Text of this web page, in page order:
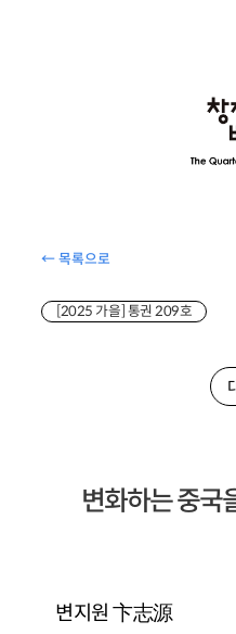
← 목록으로
[2025 가을] 통권 209호
변화하는 중국
변지원 卞志源